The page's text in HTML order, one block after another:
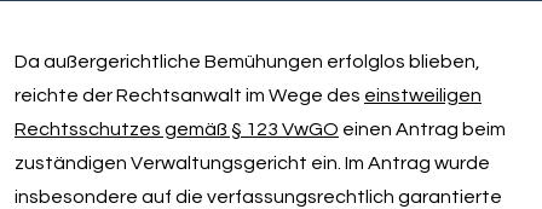
Da außergerichtliche Bemühungen erfolglos blieben,
reichte der Rechtsanwalt im Wege des einstweiligen
Rechtsschutzes gemäß § 123 VwGO einen Antrag beim
zuständigen Verwaltungsgericht ein. Im Antrag wurde
insbesondere auf die verfassungsrechtlich garantierte